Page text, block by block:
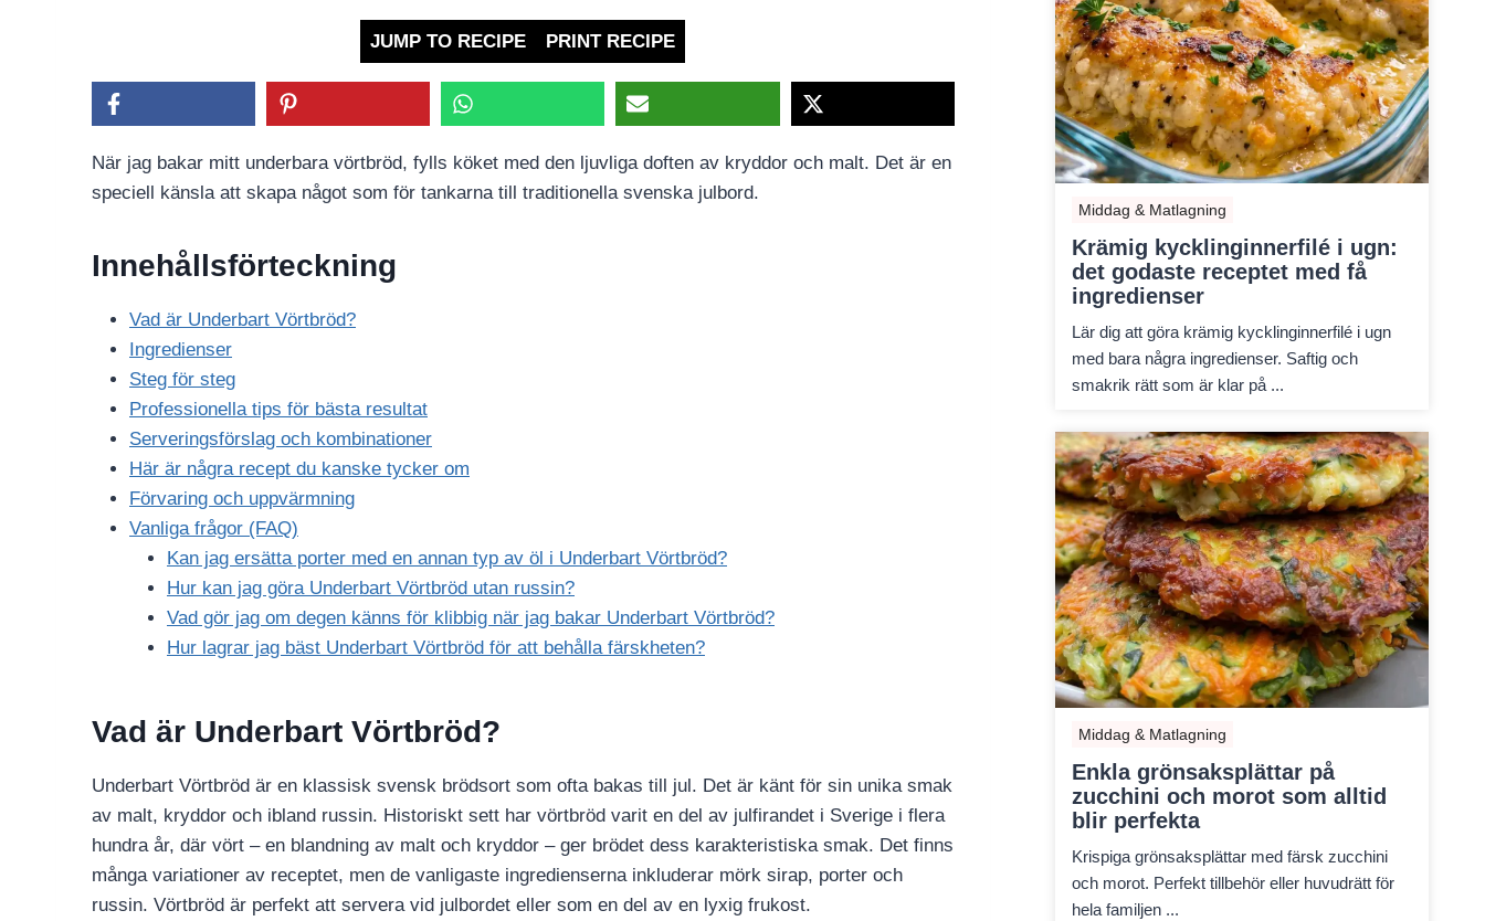
JUMP TO RECIPE PRINT RECIPE
När jag bakar mitt underbara vörtbröd, fylls köket med den ljuvliga doften av kryddor och malt. Det är en
speciell känsla att skapa något som för tankarna till traditionella svenska julbord.
Innehållsförteckning
Vad är Underbart Vörtbröd?
Ingredienser
Steg för steg
Professionella tips för bästa resultat
Serveringsförslag och kombinationer
Här är några recept du kanske tycker om
Förvaring och uppvärmning
Vanliga frågor (FAQ)
Kan jag ersätta porter med en annan typ av öl i Underbart Vörtbröd?
Hur kan jag göra Underbart Vörtbröd utan russin?
Vad gör jag om degen känns för klibbig när jag bakar Underbart Vörtbröd?
Hur lagrar jag bäst Underbart Vörtbröd för att behålla färskheten?
Vad är Underbart Vörtbröd?
Underbart Vörtbröd är en klassisk svensk brödsort som ofta bakas till jul. Det är känt för sin unika smak
av malt, kryddor och ibland russin. Historiskt sett har vörtbröd varit en del av julfirandet i Sverige i flera
hundra år, där vört – en blandning av malt och kryddor – ger brödet dess karakteristiska smak. Det finns
många variationer av receptet, men de vanligaste ingredienserna inkluderar mörk sirap, porter och
russin. Vörtbröd är perfekt att servera vid julbordet eller som en del av en lyxig frukost.
Middag & Matlagning
Krämig kycklinginnerfilé i ugn:
det godaste receptet med få
ingredienser
Lär dig att göra krämig kycklinginnerfilé i ugn
med bara några ingredienser. Saftig och
smakrik rätt som är klar på ...
Middag & Matlagning
Enkla grönsaksplättar på
zucchini och morot som alltid
blir perfekta
Krispiga grönsaksplättar med färsk zucchini
och morot. Perfekt tillbehör eller huvudrätt för
hela familjen ...